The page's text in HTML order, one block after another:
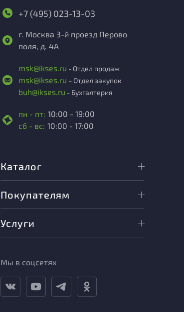
+7 (495) 023-13-03
г. Москва 3-й проезд Перово
поля, д. 4А
msk@ikses.ru - Отдел продаж
msk@ikses.ru - Отдел закупок
buh@ikses.ru - Бухгалтерия
пн - пт: 10:00 - 19:00
сб - вс: 10:00 - 17:00
Каталог
Покупателям
Услуги
Мы в соцсетях